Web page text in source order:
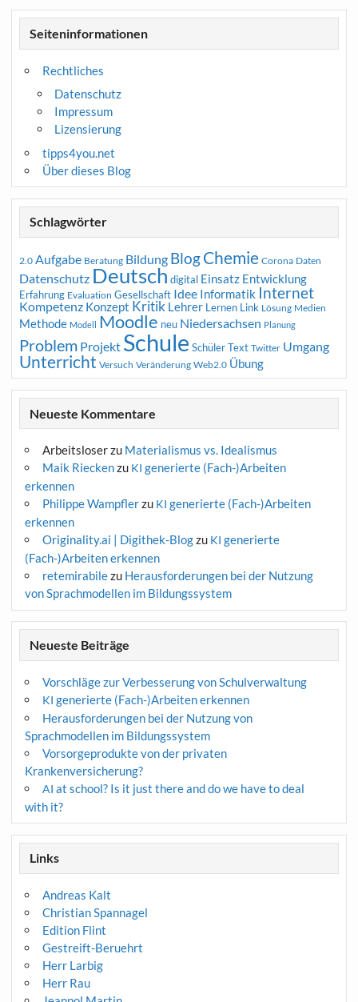
Seiteninformationen
Rechtliches
Datenschutz
Impressum
Lizensierung
tipps4you.net
Über dieses Blog
Schlagwörter
2.0 Aufgabe Beratung Bildung BlogChemie Corona Daten
Datenschutz Deutsch digital Einsatz Entwicklung
Erfahrung Evaluation Gesellschaft Idee Informatik Internet
Kompetenz Konzept Kritik Lehrer Lernen Link Lösung Medien
Methode Modell Moodle neu Niedersachsen Planung
Problem Projekt Schule Schüler Text Twitter Umgang
Unterricht Versuch Veränderung Web2.0 Übung
Neueste Kommentare
Arbeitsloserzu Materialismus vs. Idealismus
Maik Rieckenzu KI generierte (Fach-)Arbeiten
erkennen
Philippe Wampflerzu KI generierte (Fach-)Arbeiten
erkennen
Originality.ai | Digithek-Blogzu KI generierte
(Fach-)Arbeiten erkennen
retemirabilezu Herausforderungen bei der Nutzung
von Sprachmodellen im Bildungssystem
Neueste Beiträge
Vorschläge zur Verbesserung von Schulverwaltung
KI generierte (Fach-)Arbeiten erkennen
Herausforderungen bei der Nutzung von
Sprachmodellen im Bildungssystem
Vorsorgeprodukte von der privaten
Krankenversicherung?
AI at school? Is it just there and do we have to deal
with it?
Links
Andreas Kalt
Christian Spannagel
Edition Flint
Gestreift-Beruehrt
Herr Larbig
Herr Rau